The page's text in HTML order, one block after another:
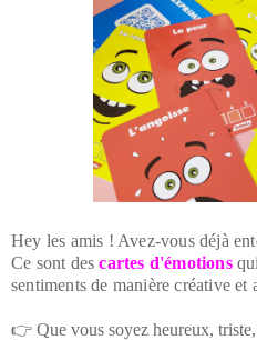
Hey les amis ! Avez-vous déjà
Ce sont descartes d'émotions
sentiments de manière créative et
👉 Que vous soyez heureux,